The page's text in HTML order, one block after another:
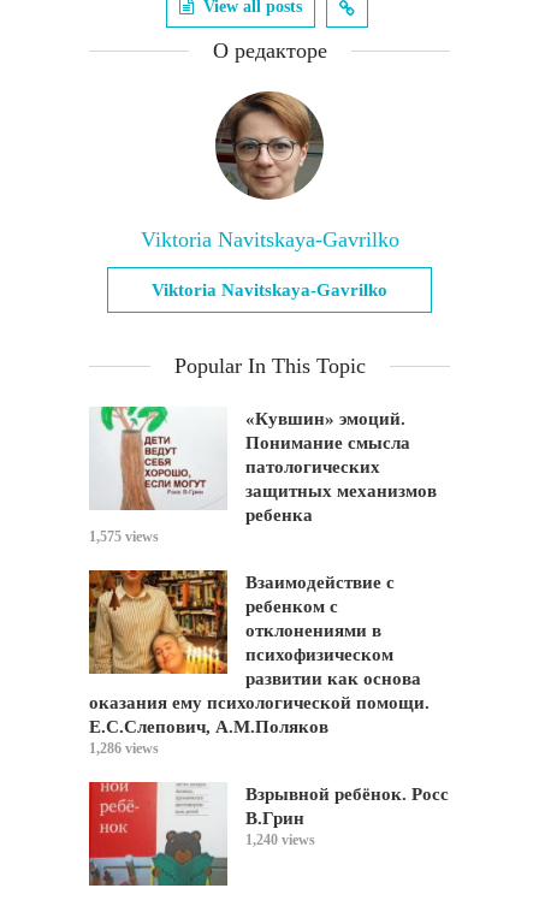
View all posts
О редакторе
Viktoria Navitskaya-Gavrilko
Viktoria Navitskaya-Gavrilko
Popular In This Topic
«Кувшин» эмоций.
Понимание смысла
патологических
защитных механизмов
ребенка
1,575 views
Взаимодействие с
ребенком с
отклонениями в
психофизическом
развитии как основа
оказания ему психологической помощи.
Е.С.Слепович, А.М.Поляков
1,286 views
Взрывной ребёнок. Росс
В.Грин
1,240 views